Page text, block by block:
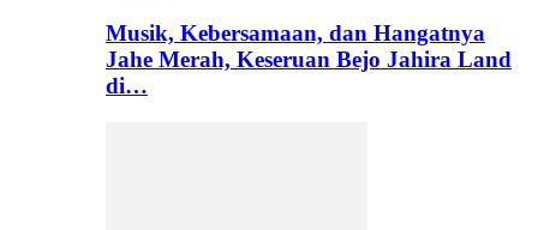
Musik, Kebersamaan, dan Hangatnya
Jahe Merah, Keseruan Bejo Jahira Land
di…